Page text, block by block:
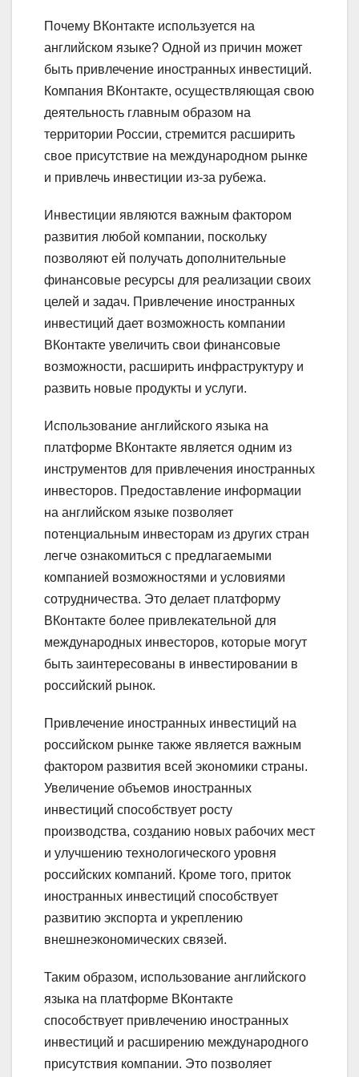
Почему ВКонтакте используется на
английском языке? Одной из причин может
быть привлечение иностранных инвестиций.
Компания ВКонтакте, осуществляющая свою
деятельность главным образом на
территории России, стремится расширить
свое присутствие на международном рынке
и привлечь инвестиции из-за рубежа.
Инвестиции являются важным фактором
развития любой компании, поскольку
позволяют ей получать дополнительные
финансовые ресурсы для реализации своих
целей и задач. Привлечение иностранных
инвестиций дает возможность компании
ВКонтакте увеличить свои финансовые
возможности, расширить инфраструктуру и
развить новые продукты и услуги.
Использование английского языка на
платформе ВКонтакте является одним из
инструментов для привлечения иностранных
инвесторов. Предоставление информации
на английском языке позволяет
потенциальным инвесторам из других стран
легче ознакомиться с предлагаемыми
компанией возможностями и условиями
сотрудничества. Это делает платформу
ВКонтакте более привлекательной для
международных инвесторов, которые могут
быть заинтересованы в инвестировании в
российский рынок.
Привлечение иностранных инвестиций на
российском рынке также является важным
фактором развития всей экономики страны.
Увеличение объемов иностранных
инвестиций способствует росту
производства, созданию новых рабочих мест
и улучшению технологического уровня
российских компаний. Кроме того, приток
иностранных инвестиций способствует
развитию экспорта и укреплению
внешнеэкономических связей.
Таким образом, использование английского
языка на платформе ВКонтакте
способствует привлечению иностранных
инвестиций и расширению международного
присутствия компании. Это позволяет